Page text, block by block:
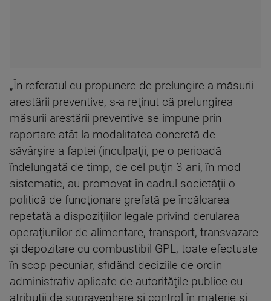
„În referatul cu propunere de prelungire a măsurii
arestării preventive, s-a reţinut că prelungirea
măsurii arestării preventive se impune prin
raportare atât la modalitatea concretă de
săvârşire a faptei (inculpaţii, pe o perioadă
îndelungată de timp, de cel puţin 3 ani, în mod
sistematic, au promovat în cadrul societăţii o
politică de funcţionare grefată pe încălcarea
repetată a dispoziţiilor legale privind derularea
operaţiunilor de alimentare, transport, transvazare
şi depozitare cu combustibil GPL, toate efectuate
în scop pecuniar, sfidând deciziile de ordin
administrativ aplicate de autorităţile publice cu
atribuţii de supraveghere şi control în materie şi